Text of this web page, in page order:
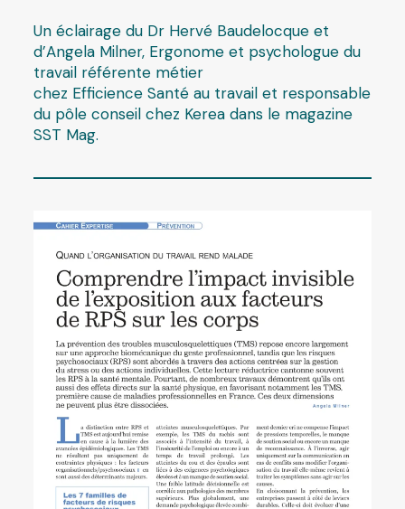
Un éclairage du Dr Hervé Baudelocque et
d’Angela Milner, Ergonome et psychologue du
travail référente métier
chez Efficience Santé au travail et responsable
du pôle conseil chez Kerea dans le magazine
SST Mag.